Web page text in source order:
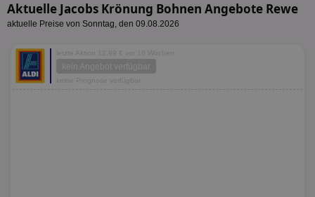
Aktuelle Jacobs Krönung Bohnen Angebote Rewe
aktuelle Preise von Sonntag, den 09.08.2026
letzte Aktion 12,99 € vor 18 Wochen
kein Angebot verfügbar
keine Prognose verfügbar